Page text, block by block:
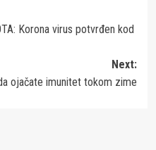
Korona virus potvrđen kod
Next:
ojačate imunitet tokom zime